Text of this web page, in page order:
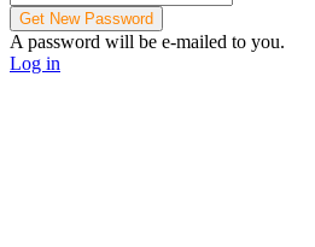
A password will be e-mailed to you.
Log in